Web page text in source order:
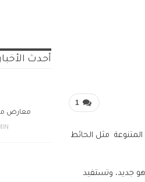
1
مثل الحائط
جديد، وتستفيد
أحدث
معارض